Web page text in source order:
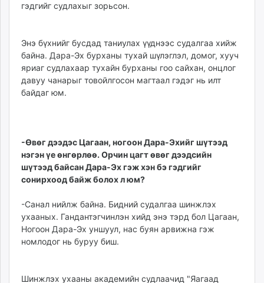
mglradio.com
itoim.mn
tumen.mn
shuum.mn
times.mn
tvmongolia.mn
assa.mn
toim.mn
tac.mn
paparazzi.mn
unread.today
гэдгийг судлахыг зорьсон.
Энэ бүхнийг бусдад таниулах үүднээс судалгаа хийж
байна. Дара-Эх бурханы тухай шүлэглэл, домог, хууч
яриаг судлахаар тухайн бурханы гоо сайхан, онцлог
давуу чанарыг товойлгосон магтаал гэдэг нь илт
байдаг юм.
-Өвөг дээдэс Цагаан, ногоон Дара-Эхийг шүтээд
нэгэн үе өнгөрлөө. Орчин цагт өвөг дээдсийн
шүтээд байсан Дара-Эх гэж хэн бэ гэдгийг
сонирхоод байж болох л юм?
-Санал нийлж байна. Бидний судалгаа шинжлэх
ухааных. Гандантэгчинлэн хийд энэ тэрд бол Цагаан,
Ногоон Дара-Эх уншуул, нас буян арвижна гэж
номлодог нь буруу биш.
Шинжлэх ухааны академийн судлаачид "Яагаад